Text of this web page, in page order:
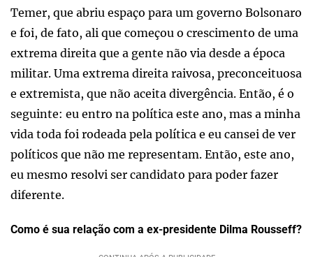
Temer, que abriu espaço para um governo Bolsonaro
e foi, de fato, ali que começou o crescimento de uma
extrema direita que a gente não via desde a época
militar. Uma extrema direita raivosa, preconceituosa
e extremista, que não aceita divergência. Então, é o
seguinte: eu entro na política este ano, mas a minha
vida toda foi rodeada pela política e eu cansei de ver
políticos que não me representam. Então, este ano,
eu mesmo resolvi ser candidato para poder fazer
diferente.
Como é sua relação com a ex-presidente Dilma Rousseff?